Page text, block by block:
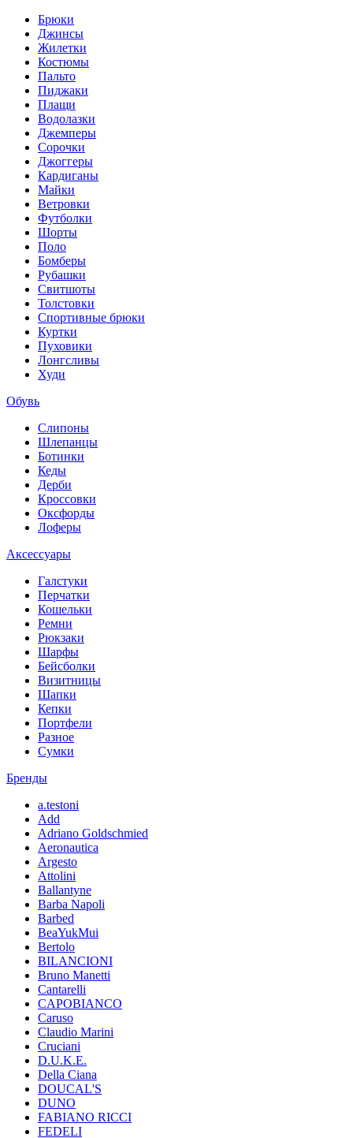
Брюки
Джинсы
Жилетки
Костюмы
Пальто
Пиджаки
Плащи
Водолазки
Джемперы
Сорочки
Джоггеры
Кардиганы
Майки
Ветровки
Футболки
Шорты
Поло
Бомберы
Рубашки
Свитшоты
Толстовки
Спортивные брюки
Куртки
Пуховики
Лонгсливы
Худи
Обувь
Слипоны
Шлепанцы
Ботинки
Кеды
Дерби
Кроссовки
Оксфорды
Лоферы
Аксессуары
Галстуки
Перчатки
Кошельки
Ремни
Рюкзаки
Шарфы
Бейсболки
Визитницы
Шапки
Кепки
Портфели
Разное
Сумки
Бренды
a.testoni
Add
Adriano Goldschmied
Aeronautica
Argesto
Attolini
Ballantyne
Barba Napoli
Barbed
BeaYukMui
Bertolo
BILANCIONI
Bruno Manetti
Cantarelli
CAPOBIANCO
Caruso
Claudio Marini
Cruciani
D.U.K.E.
Della Ciana
DOUCAL'S
DUNO
FABIANO RICCI
FEDELI